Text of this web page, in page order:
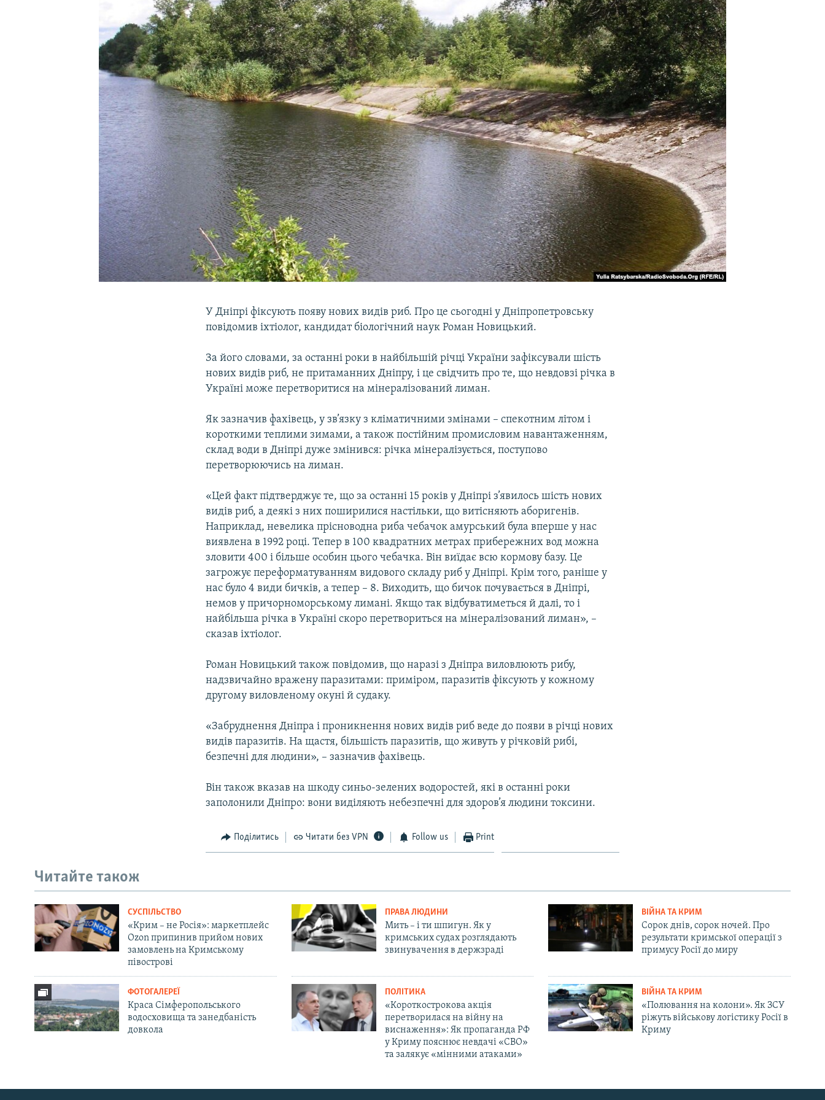
УКРАЇНСЬКА ПРОБЛЕМА КРИМУ
Русский
У Дніпрі фіксують появу нових видів риб. Про це сьогодні у Дніпропетровську
повідомив іхтіолог, кандидат біологічний наук Роман Новицький.
За його словами, за останні роки в найбільшій річці України зафіксували шість
нових видів риб, не притаманних Дніпру, і це свідчить про те, що невдовзі річка в
Україні може перетворитися на мінералізований лиман.
Як зазначив фахівець, у зв’язку з кліматичними змінами – спекотним літом і
короткими теплими зимами, а також постійним промисловим навантаженням,
склад води в Дніпрі дуже змінився: річка мінералізується, поступово
перетворюючись на лиман.
«Цей факт підтверджує те, що за останні 15 років у Дніпрі з’явилось шість нових
видів риб, а деякі з них поширилися настільки, що витісняють аборигенів.
Наприклад, невелика прісноводна риба чебачок амурський була вперше у нас
виявлена в 1992 році. Тепер в 100 квадратних метрах прибережних вод можна
зловити 400 і більше особин цього чебачка. Він виїдає всю кормову базу. Це
загрожує переформатуванням видового складу риб у Дніпрі. Крім того, раніше у
нас було 4 види бичків, а тепер – 8. Виходить, що бичок почувається в Дніпрі,
немов у причорноморському лимані. Якщо так відбуватиметься й далі, то і
найбільша річка в Україні скоро перетвориться на мінералізований лиман», –
сказав іхтіолог.
Роман Новицький також повідомив, що наразі з Дніпра виловлюють рибу,
надзвичайно вражену паразитами: приміром, паразитів фіксують у кожному
другому виловленому окуні й судаку.
«Забруднення Дніпра і проникнення нових видів риб веде до появи в річці нових
видів паразитів. На щастя, більшість паразитів, що живуть у річковій рибі,
безпечні для людини», – зазначив фахівець.
Він також вказав на шкоду синьо-зелених водоростей, які в останні роки
заполонили Дніпро: вони виділяють небезпечні для здоров’я людини токсини.
Поділитись Читати без VPN Follow us Print
Читайте також
СУСПІЛЬСТВО
«Крим – не Росія»: маркетплейс
Ozon припинив прийом нових
замовлень на Кримському
півострові
ПРАВА ЛЮДИНИ
Мить – і ти шпигун. Як у
кримських судах розглядають
звинувачення в держзраді
ВІЙНА ТА КРИМ
Сорок днів, сорок ночей. Про
результати кримської операції з
примусу Росії до миру
ФОТОГАЛЕРЕЇ
Краса Сімферопольського
водосховища та занедбаність
довкола
ПОЛІТИКА
«Короткострокова акція
перетворилася на війну на
виснаження»: Як пропаганда РФ
у Криму пояснює невдачі «СВО»
та залякує «мінними атаками»
ВІЙНА ТА КРИМ
«Полювання на колони». Як ЗСУ
ріжуть військову логістику Росії в
Криму